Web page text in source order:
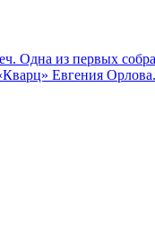
Одна из первых
Евгения Орлова.